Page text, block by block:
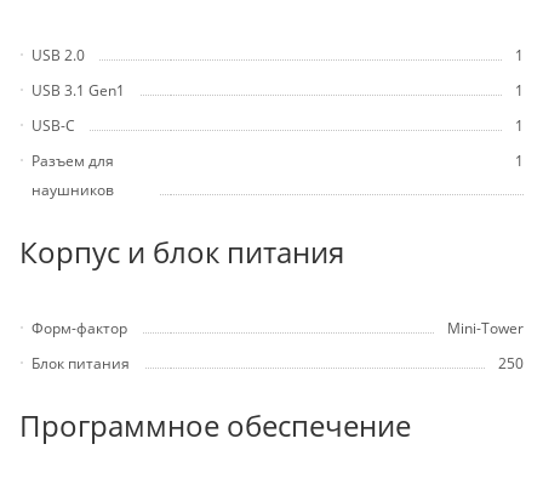
USB 2.0
1
USB 3.1 Gen1
1
USB-C
1
Разъем для
наушников
1
Корпус и блок питания
Форм-фактор
Mini-Tower
Блок питания
250
Программное обеспечение